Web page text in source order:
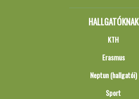
HALLGATÓKNAK
KTH
Erasmus
Neptun (hallgatói)
Sport